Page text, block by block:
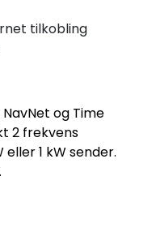
tilkobling
og Time
2 frekvens
1 kW sender.